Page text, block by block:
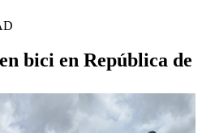
bici en República de